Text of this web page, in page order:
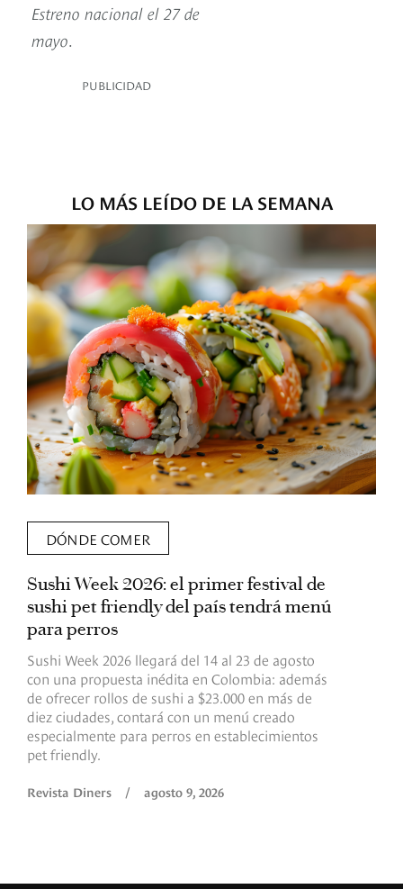
Estreno nacional el 27 de
mayo.
PUBLICIDAD
LO MÁS LEÍDO DE LA SEMANA
DÓNDE COMER
Sushi Week 2026: el primer festival de
sushi pet friendly del país tendrá menú
para perros
Sushi Week 2026 llegará del 14 al 23 de agosto
con una propuesta inédita en Colombia: además
de ofrecer rollos de sushi a $23.000 en más de
diez ciudades, contará con un menú creado
especialmente para perros en establecimientos
pet friendly.
Revista Diners / agosto 9, 2026